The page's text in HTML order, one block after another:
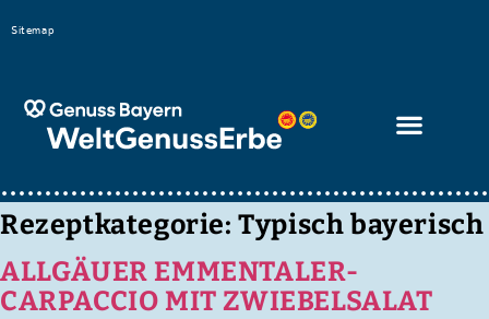
dass
diese
Seite
ein
Zugänglichkeitssystem
verwendet.
Sitemap
Rezeptkategorie:Typisch bayerisch
ALLGÄUER EMMENTALER-
CARPACCIO MIT ZWIEBELSALAT